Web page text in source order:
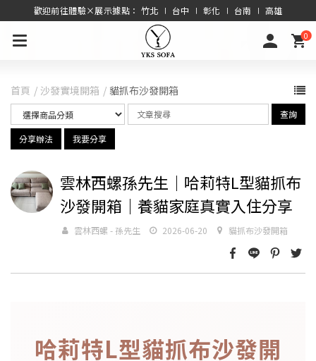
歡迎前往體驗×展示據點： 竹北 ∣ 台中 ∣ 彰化 ∣ 台南 ∣ 高雄
0
首頁 沙發實境開箱 貓抓布沙發開箱
查詢
分享辦法 我要分享
雲林西螺孫先生｜哈莉特L型貓抓布
沙發開箱｜養貓家庭真實入住分享
雲林西螺 - 孫先生 2026-06-20 貓抓布沙發開箱
哈莉特L型貓抓布沙發開